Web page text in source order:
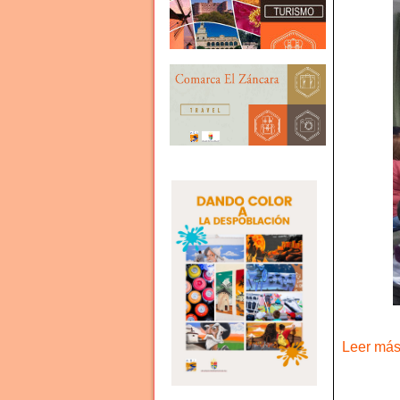
Leer